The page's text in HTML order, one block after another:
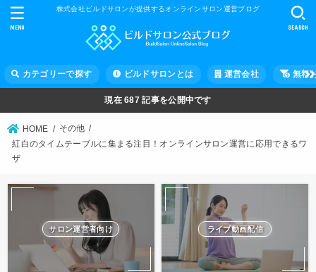
株式会社ビルドサロンが提供するオンラインサロン運営ブログ
カテゴリーで探す ビルドサロンとは 運営会社 無料
SEARCH
MENU
現在687 記事を公開中です
HOME
その他
紅白のタイムテーブルに集まる注目！オンラインサロン運営に応用できるワ
ザ
サロン運営者向け ライブ動画配信